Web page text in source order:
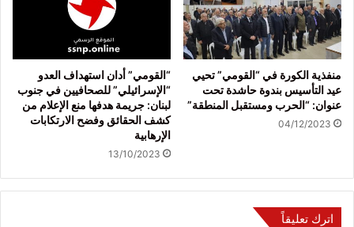
منفذية الكورة في “القومي” تحيي
عيد التأسيس بندوة حاشدة تحت
عنوان: “الحرب ومستقبل المنطقة”
04/12/2023
“القومي” أدان استهداف العدو
“الإسرائيلي” للصحافيين في جنوب
لبنان: جريمة هدفها منع الإعلام من
كشف الحقائق وفضح الارتكابات
الإرهابية
13/10/2023
اترك تعليقاً